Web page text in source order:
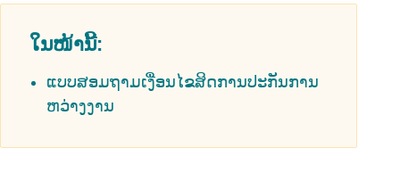
ໃນໜ້ານີ້:
ແບບສອມຖາມເງື່ອນໄຂສິດການປະກັນການ
ຫວ່າງງານ